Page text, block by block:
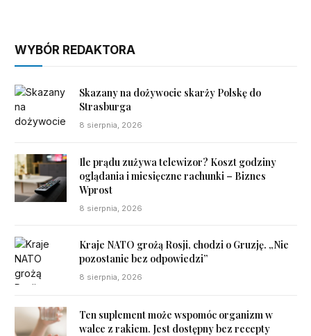
WYBÓR REDAKTORA
Skazany na dożywocie skarży Polskę do
Strasburga
8 sierpnia, 2026
Ile prądu zużywa telewizor? Koszt godziny
oglądania i miesięczne rachunki – Biznes
Wprost
8 sierpnia, 2026
Kraje NATO grożą Rosji, chodzi o Gruzję. „Nie
pozostanie bez odpowiedzi”
8 sierpnia, 2026
Ten suplement może wspomóc organizm w
walce z rakiem. Jest dostępny bez recepty